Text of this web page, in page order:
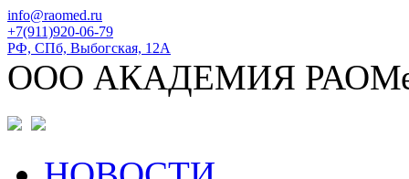
info@raomed.ru
+7(911)920-06-79
РФ, СПб, Выбогская, 12А
ООО АКАДЕМИЯ